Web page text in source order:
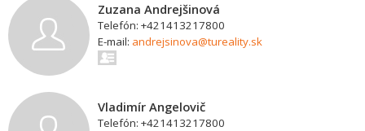
Zuzana Andrejšinová
Telefón: +421413217800
E-mail: andrejsinova@tureality.sk
Vladimír Angelovič
Telefón: +421413217800